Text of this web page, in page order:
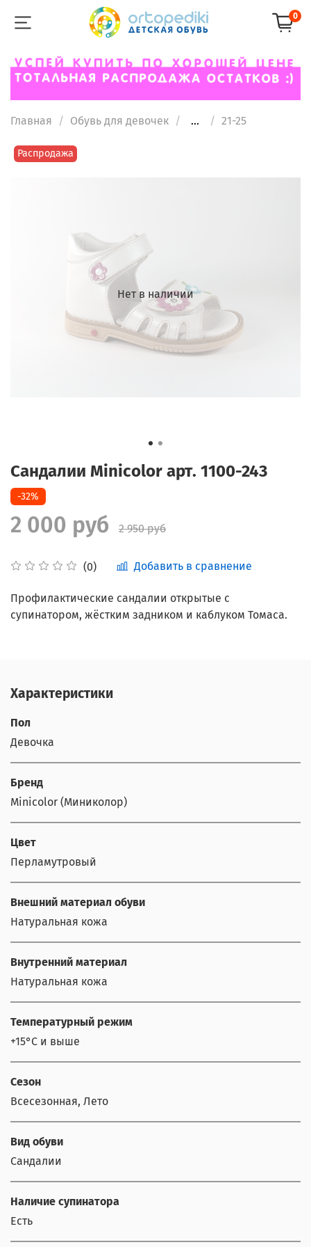
0
Главная Обувь для девочек ... 21-25
Нет в наличии
Распродажа
Сандалии Minicolor арт. 1100-243
(0) Добавить в сравнение
-32%
2 000 руб 2 950 руб
Профилактические сандалии открытые с
супинатором, жёстким задником и каблуком Томаса.
Характеристики
Пол
Девочка
Бренд
Minicolor (Миниколор)
Цвет
Перламутровый
Внешний материал обуви
Натуральная кожа
Внутренний материал
Натуральная кожа
Температурный режим
+15°С и выше
Сезон
Всесезонная, Лето
Вид обуви
Сандалии
Наличие супинатора
Есть